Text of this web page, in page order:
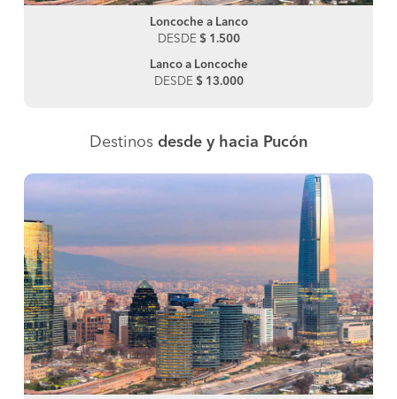
Loncoche a Lanco
DESDE $ 1.500
Lanco a Loncoche
DESDE $ 13.000
Destinos desde y hacia Pucón